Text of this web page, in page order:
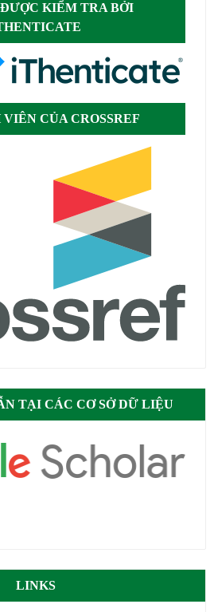
KIỂM TRA BỞI
CỦA CROSSREF
TẠI CÁC CƠ SỞ DỮ LIỆU
LINKS